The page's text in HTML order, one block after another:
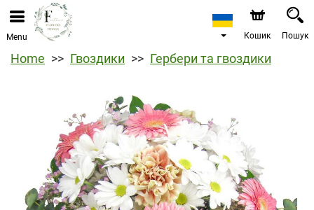
Menu Кошик Пошук
Home Гвоздики Гербери та гвоздики